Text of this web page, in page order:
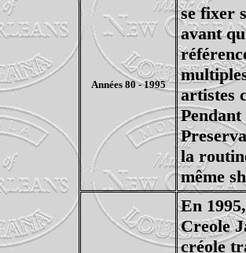
Années 80 - 1995
se fixer
avant
artistes
la
même
En
Creole
créole